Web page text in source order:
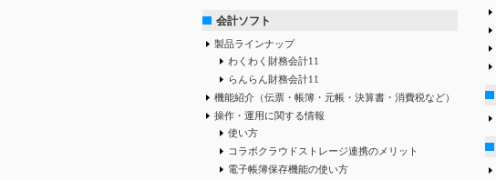
会計ソフト
製品ラインナップ
わくわく財務会計11
らんらん財務会計11
機能紹介（伝票・帳簿・元帳・決算書・消費税など）
操作・運用に関する情報
使い方
コラボクラウドストレージ連携のメリット
電子帳簿保存機能の使い方